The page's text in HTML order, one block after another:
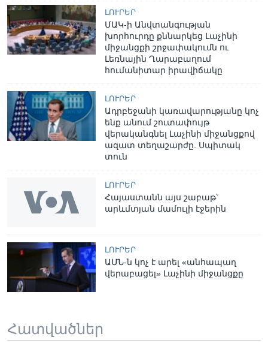
ԼՈՒՐԵՐ
ՄԱԿ-ի Անվտանգության
խորհուրդը քննարկեց Լաչինի
միջանցքի շրջափակումն ու
Լեռնային Ղարաբաղում
հումանիտար իրավիճակը
ԼՈՒՐԵՐ
Ադրբեջանի կառավարությանը կոչ
ենք անում շուտափույթ
վերականգնել Լաչինի միջանցքով
ազատ տեղաշարժը. Սպիտակ
տուն
ԼՈՒՐԵՐ
Հայաստանն այս շաբաթ՝
արևմտյան մամուլի էջերին
ԼՈՒՐԵՐ
ԱՄՆ-ն կոչ է արել «անհապաղ
վերաբացել» Լաչինի միջանցքը
Հատվածներ